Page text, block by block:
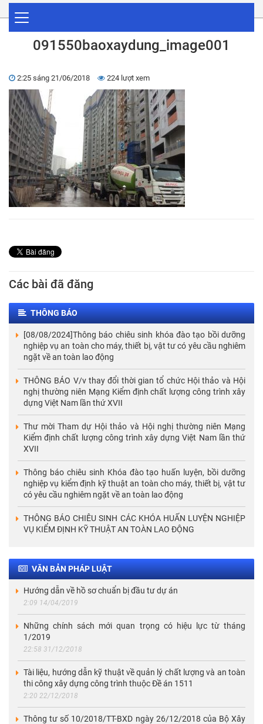
091550baoxaydung_image001
2:25 sáng 21/06/2018 224 lượt xem
Các bài đã đăng
THÔNG BÁO
[08/08/2024]Thông báo chiêu sinh khóa đào tạo bồi dưỡng
nghiệp vụ an toàn cho máy, thiết bị, vật tư có yêu cầu nghiêm
ngặt về an toàn lao động
THÔNG BÁO V/v thay đổi thời gian tổ chức Hội thảo và Hội
nghị thường niên Mạng Kiểm định chất lượng công trình xây
dựng Việt Nam lần thứ XVII
Thư mời Tham dự Hội thảo và Hội nghị thường niên Mạng
Kiểm định chất lượng công trình xây dựng Việt Nam lần thứ
XVII
Thông báo chiêu sinh Khóa đào tạo huấn luyện, bồi dưỡng
nghiệp vụ kiểm định kỹ thuật an toàn cho máy, thiết bị, vật tư
có yêu cầu nghiêm ngặt về an toàn lao động
THÔNG BÁO CHIÊU SINH CÁC KHÓA HUẤN LUYỆN NGHIỆP
VỤ KIỂM ĐỊNH KỸ THUẬT AN TOÀN LAO ĐỘNG
VĂN BẢN PHÁP LUẬT
Hướng dẫn về hồ sơ chuẩn bị đầu tư dự án
2:09 14/04/2019
Những chính sách mới quan trọng có hiệu lực từ tháng
1/2019
22:58 31/12/2018
Tài liệu, hướng dẫn kỹ thuật về quản lý chất lượng và an toàn
thi công xây dựng công trình thuộc Đề án 1511
2:20 22/12/2018
Thông tư số 10/2018/TT-BXD ngày 26/12/2018 của Bộ Xây